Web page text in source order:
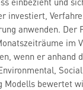
investiert,
anwenden. Der
im
wenn er anhand
Modells bewertet